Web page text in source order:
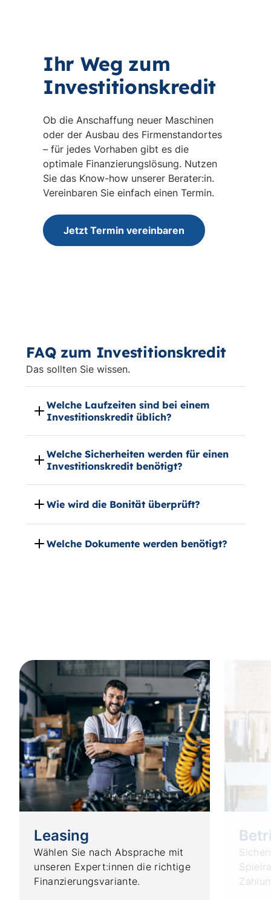
Ihr Weg zum
Investitionskredit
Ob die Anschaffung neuer Maschinen
oder der Ausbau des Firmenstandortes
– für jedes Vorhaben gibt es die
optimale Finanzierungslösung. Nutzen
Sie das Know-how unserer Berater:in.
Vereinbaren Sie einfach einen Termin.
Jetzt Termin vereinbaren
FAQ zum Investitionskredit
Das sollten Sie wissen.
Welche Laufzeiten sind bei einem
Investitionskredit üblich?
Welche Sicherheiten werden für einen
Investitionskredit benötigt?
Wie wird die Bonität überprüft?
Welche Dokumente werden benötigt?
Leasing
Wählen Sie nach Absprache mit
unseren Expert:innen die richtige
Finanzierungsvariante.